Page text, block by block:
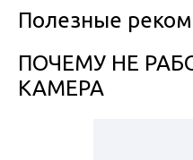
Полезные
ПОЧЕМУ НЕ
КАМЕРА